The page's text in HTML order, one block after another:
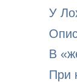
У
В
При